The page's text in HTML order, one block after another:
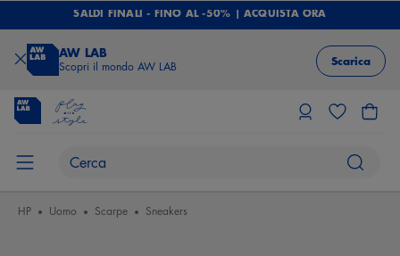
SALDI FINALI - FINO AL -50% | ACQUISTA ORA
AW LAB
Scopri il mondo AW LAB Scarica
HP Uomo Scarpe Sneakers